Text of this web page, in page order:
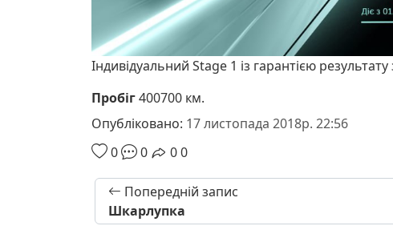
Індивідуальний Stage 1 із гарантією
Пробіг400700 км.
Опубліковано: 17 листопада 2018р. 22:56
0
0 00
Попередній запис
Шкарлупка